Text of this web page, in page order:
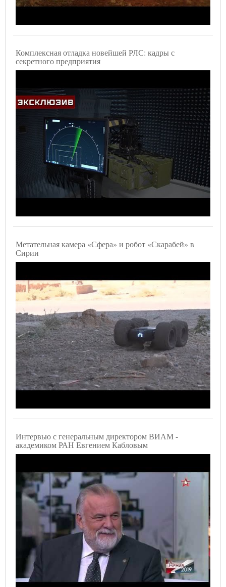
Комплексная отладка новейшей РЛС: кадры с
секретного предприятия
Метательная камера «Сфера» и робот «Скарабей» в
Сирии
Интервью с генеральным директором ВИАМ -
академиком РАН Евгением Кабловым